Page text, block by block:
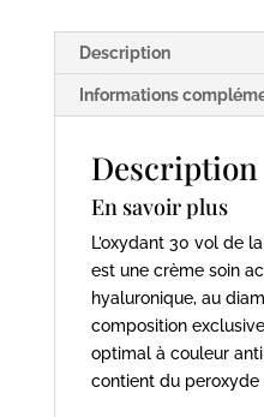
URBAN
KERATIN
Description
Informations
Description
En savoir plus
L’oxydant 30 vol de
est une crème soin
hyaluronique, au
composition
optimal à couleur
contient du peroxyde